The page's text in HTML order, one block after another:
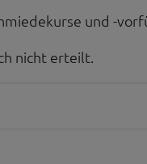
und -
nicht erteilt.